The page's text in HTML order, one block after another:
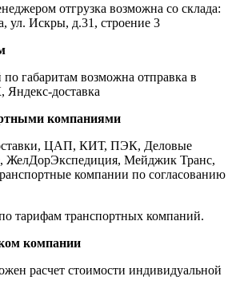
отгрузка возможна со склада:
ул. Искры, д.31, строение 3
габаритам возможна отправка в
доставка
компаниями
ЦАП, КИТ, ПЭК, Деловые
ЖелДорЭкспедиция, Мейджик Транс,
компании по согласованию
тарифам транспортных компаний.
компании
расчет стоимости индивидуальной